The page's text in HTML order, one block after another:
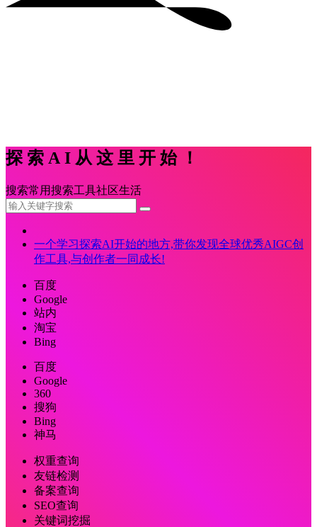
探索AI从这里开始！
搜索常用搜索工具社区生活
一个学习探索AI开始的地方,带你发现全球优秀AIGC创
作工具,与创作者一同成长!
百度
Google
站内
淘宝
Bing
百度
Google
360
搜狗
Bing
神马
权重查询
友链检测
备案查询
SEO查询
关键词挖掘